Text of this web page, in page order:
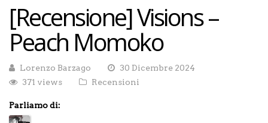
[Recensione] Visions –
Peach Momoko
Lorenzo Barzago
30 Dicembre 2024
371 views
Recensioni
Parliamo di: